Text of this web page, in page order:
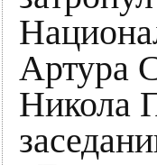
Артура
Никола